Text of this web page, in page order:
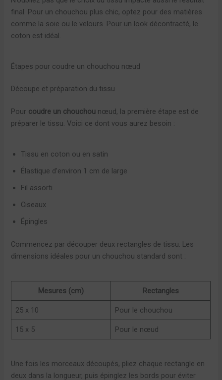
final. Pour un chouchou plus chic, optez pour des matières
comme la soie ou le velours. Pour un look décontracté, le
coton est idéal.
Étapes pour coudre un chouchou nœud
Découpe et préparation du tissu
Pour coudre un chouchou nœud, la première étape est de
préparer le tissu. Voici ce dont vous aurez besoin :
Tissu en coton ou en satin
Élastique d’environ 1 cm de large
Fil assorti
Ciseaux
Épingles
Commencez par découper deux rectangles de tissu. Les
dimensions idéales pour un chouchou standard sont :
Mesures (cm) Rectangles
25 x 10 Pour le chouchou
15 x 5 Pour le nœud
Une fois les morceaux découpés, pliez chaque rectangle en
deux dans la longueur, puis épinglez les bords pour éviter